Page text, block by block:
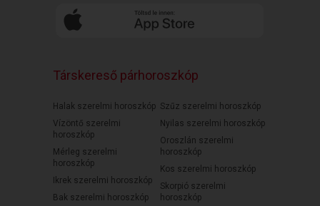
Társkereső párhoroszkóp
Halak szerelmi horoszkóp
Vízöntő szerelmi
horoszkóp
Mérleg szerelmi
horoszkóp
Ikrek szerelmi horoszkóp
Bak szerelmi horoszkóp
Szűz szerelmi horoszkóp
Nyilas szerelmi horoszkóp
Oroszlán szerelmi
horoszkóp
Kos szerelmi horoszkóp
Skorpió szerelmi
horoszkóp